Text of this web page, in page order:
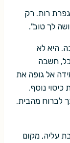
גפרת רות. רק
לך טוב".
היא לא
חשבה
אל גופה את
נוסף.
לברוח מהבית.
עליה, מקום